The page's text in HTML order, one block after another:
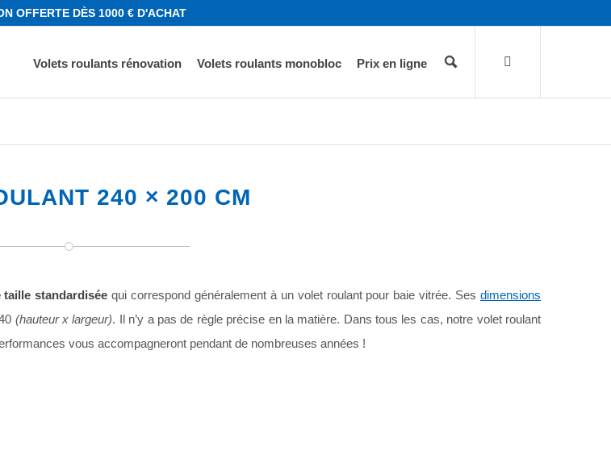
OFFERTE DÈS 1000 € D'ACHAT
Volets roulants rénovation Volets roulants monobloc Prix en ligne
240 × 200 CM
taille standardiséequi correspond généralement à un volet roulant pour baie vitrée. Sesdimensions
(hauteur x largeur). Il n’y a pas de règle précise en la matière. Dans tous les cas, notre volet roulant
vous accompagneront pendant de nombreuses années !